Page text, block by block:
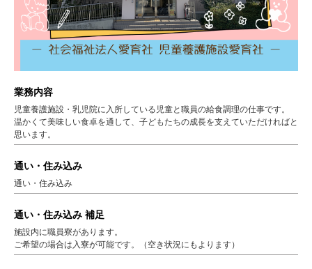
業務内容
児童養護施設・乳児院に入所している児童と職員の給食調理の仕事です。
温かくて美味しい食卓を通して、子どもたちの成長を支えていただければと
思います。
通い・住み込み
通い・住み込み
通い・住み込み 補足
施設内に職員寮があります。
ご希望の場合は入寮が可能です。（空き状況にもよります）